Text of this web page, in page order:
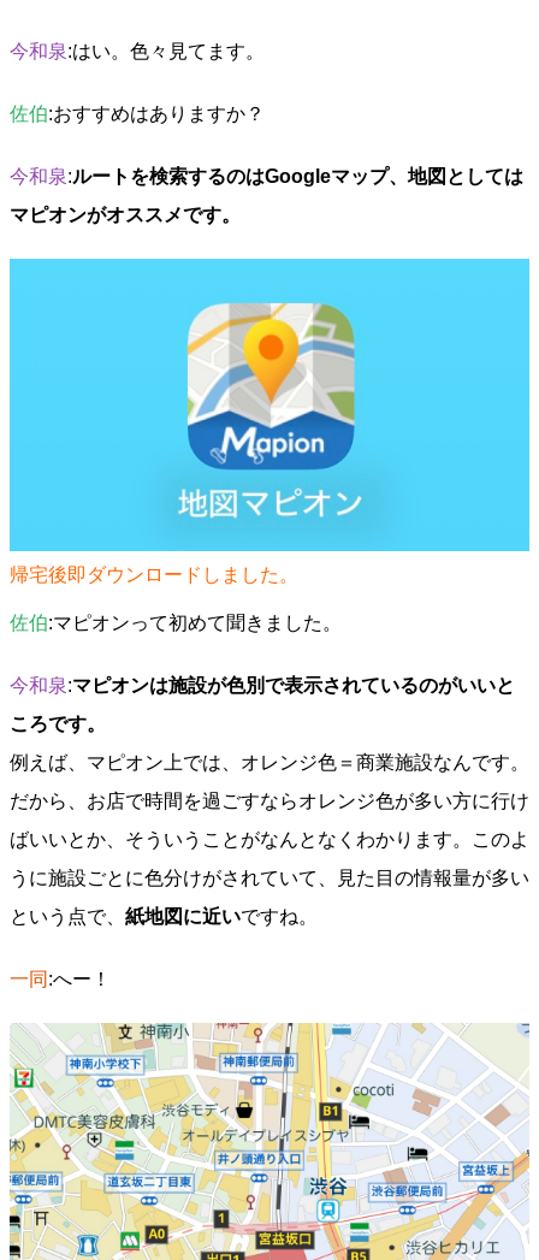
今和泉:はい。色々見てます。
佐伯:おすすめはありますか？
今和泉:ルートを検索するのはGoogleマップ、地図としては
マピオンがオススメです。
帰宅後即ダウンロードしました。
佐伯:マピオンって初めて聞きました。
今和泉:マピオンは施設が色別で表示されているのがいいと
ころです。
例えば、マピオン上では、オレンジ色＝商業施設なんです。
だから、お店で時間を過ごすならオレンジ色が多い方に行け
ばいいとか、そういうことがなんとなくわかります。このよ
うに施設ごとに色分けがされていて、見た目の情報量が多い
という点で、 紙地図に近いですね。
一同 :へー！